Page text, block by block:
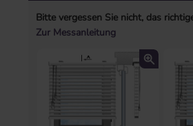
Bitte vergessen Sie nicht, das
Zur Messanleitung